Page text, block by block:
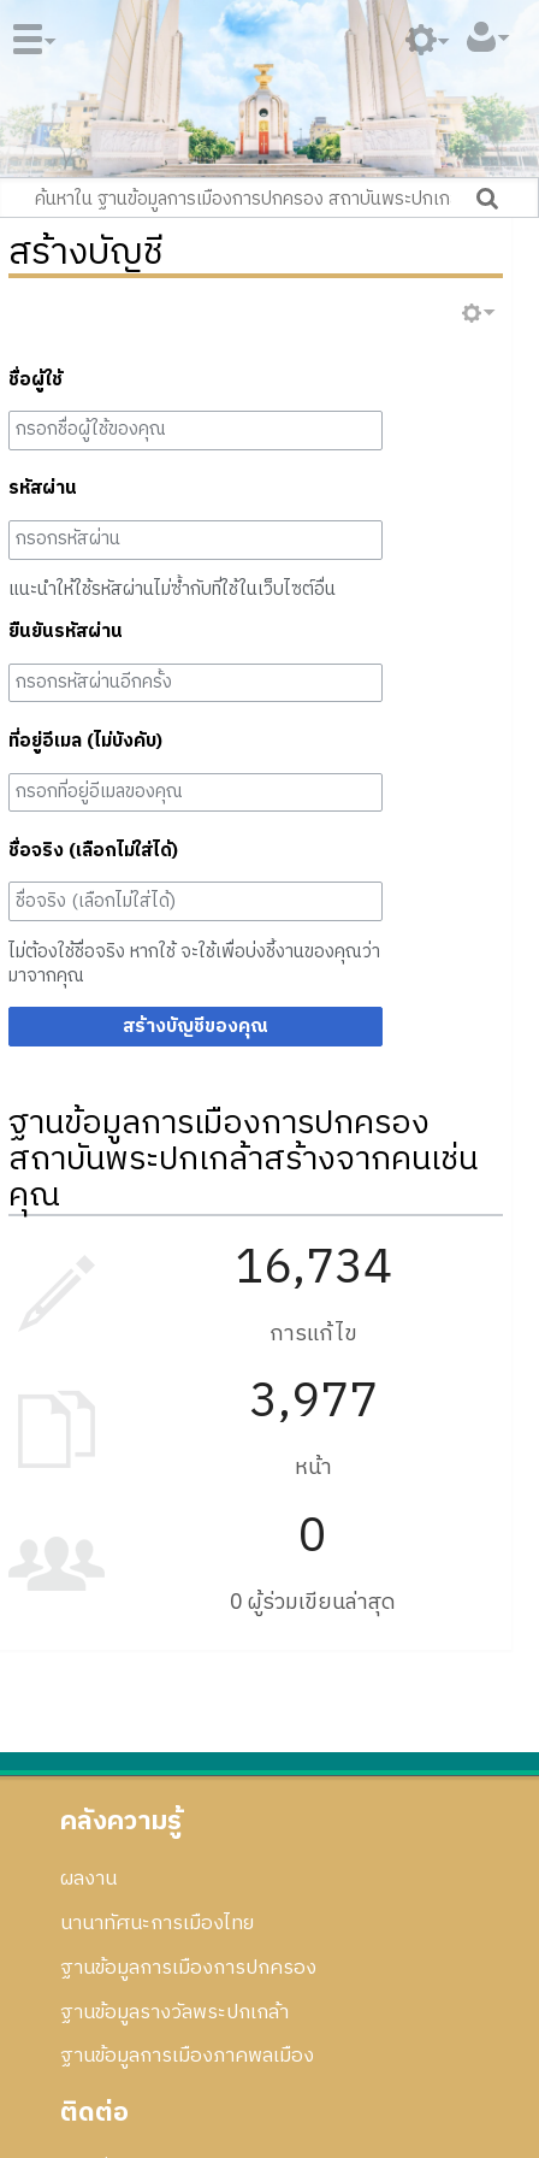
สร้างบัญชี
ชื่อผู้ใช้
รหัสผ่าน
แนะนำให้ใช้รหัสผ่านไม่ซ้ำกับที่ใช้ในเว็บไซต์อื่น
ยืนยันรหัสผ่าน
ที่อยู่อีเมล (ไม่บังคับ)
ชื่อจริง (เลือกไม่ใส่ได้)
ไม่ต้องใช้ชื่อจริง หากใช้ จะใช้เพื่อบ่งชี้งานของคุณว่า
มาจากคุณ
สร้างบัญชีของคุณ
ฐานข้อมูลการเมืองการปกครอง
สถาบันพระปกเกล้าสร้างจากคนเช่น
คุณ
16,734
การแก้ไข
3,977
หน้า
0
0 ผู้ร่วมเขียนล่าสุด
คลังความรู้
ผลงาน
นานาทัศนะการเมืองไทย
ฐานข้อมูลการเมืองการปกครอง
ฐานข้อมูลรางวัลพระปกเกล้า
ฐานข้อมูลการเมืองภาคพลเมือง
ติดต่อ